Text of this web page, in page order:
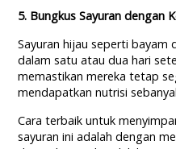
5. Bungkus Sayuran dengan
Sayuran hijau seperti bayam
dalam satu atau dua hari
memastikan mereka tetap
mendapatkan nutrisi
Cara terbaik untuk
sayuran ini adalah dengan